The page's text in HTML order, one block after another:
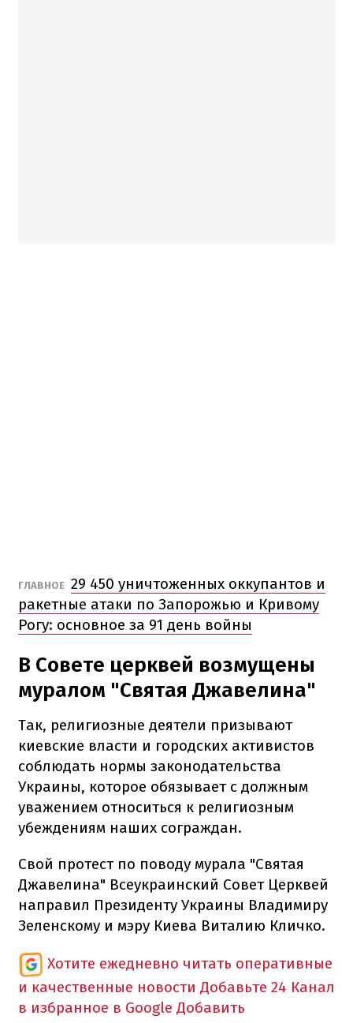
ГЛАВНОЕ 29 450 уничтоженных оккупантов и
ракетные атаки по Запорожью и Кривому
Рогу: основное за 91 день войны
В Совете церквей возмущены
муралом "Святая Джавелина"
Так, религиозные деятели призывают
киевские власти и городских активистов
соблюдать нормы законодательства
Украины, которое обязывает с должным
уважением относиться к религиозным
убеждениям наших сограждан.
Свой протест по поводу мурала "Святая
Джавелина" Всеукраинский Совет Церквей
направил Президенту Украины Владимиру
Зеленскому и мэру Киева Виталию Кличко.
Хотите ежедневно читать оперативные
и качественные новости Добавьте 24 Канал
в избранное в Google Добавить